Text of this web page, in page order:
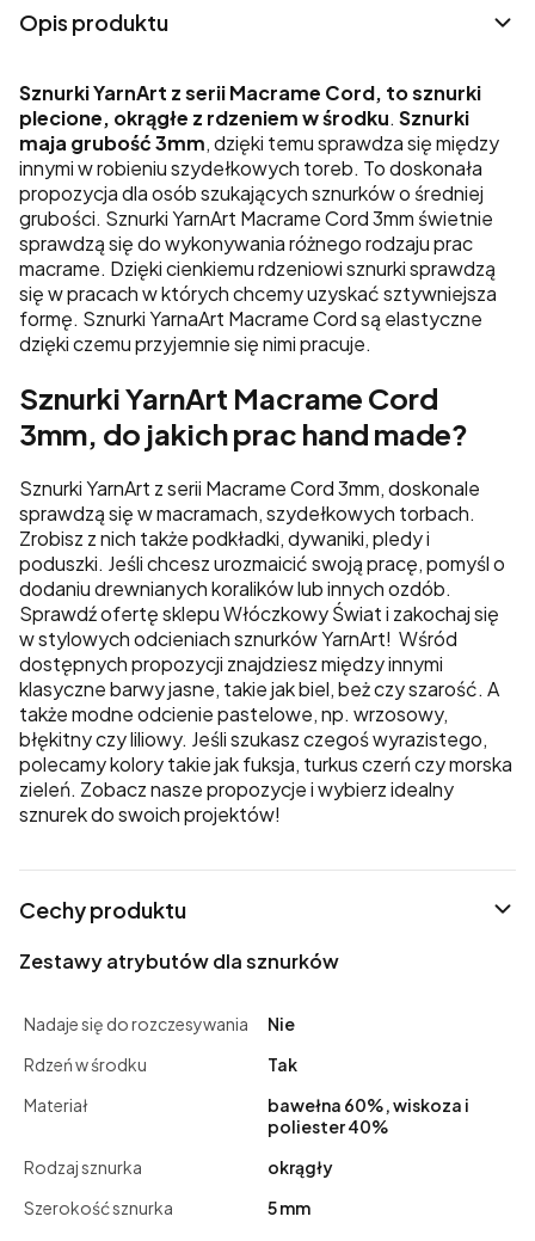
Opis produktu
Sznurki YarnArt z serii Macrame Cord, to sznurki
plecione, okrągłe z rdzeniem w środku. Sznurki
maja grubość3mm, dzięki temu sprawdza się między
innymi w robieniu szydełkowych toreb. To doskonała
propozycja dla osób szukających sznurków o średniej
grubości. Sznurki YarnArt Macrame Cord 3mm świetnie
sprawdzą się do wykonywania różnego rodzaju prac
macrame. Dzięki cienkiemu rdzeniowi sznurki sprawdzą
się w pracach w których chcemy uzyskać sztywniejsza
formę. Sznurki YarnaArt Macrame Cord są elastyczne
dzięki czemu przyjemnie się nimi pracuje.
Sznurki YarnArt Macrame Cord
3mm, do jakich prac hand made?
Sznurki YarnArt z serii Macrame Cord 3mm, doskonale
sprawdzą się w macramach, szydełkowych torbach.
Zrobisz z nich także podkładki, dywaniki, pledy i
poduszki. Jeśli chcesz urozmaicić swoją pracę, pomyśl o
dodaniu drewnianych koralików lub innych ozdób.
Sprawdź ofertę sklepu Włóczkowy Świat i zakochaj się
w stylowych odcieniach sznurków YarnArt! Wśród
dostępnych propozycji znajdziesz między innymi
klasyczne barwy jasne, takie jak biel, beż czy szarość. A
także modne odcienie pastelowe, np. wrzosowy,
błękitny czy liliowy. Jeśli szukasz czegoś wyrazistego,
polecamy kolory takie jak fuksja, turkus czerń czy morska
zieleń. Zobacz nasze propozycje i wybierz idealny
sznurek do swoich projektów!
Cechy produktu
Zestawy atrybutów dla sznurków
Nadaje się do rozczesywania
Nie
Rdzeń w środku
Tak
Materiał
bawełna 60%, wiskoza i
poliester 40%
Rodzaj sznurka
okrągły
Szerokość sznurka
5 mm